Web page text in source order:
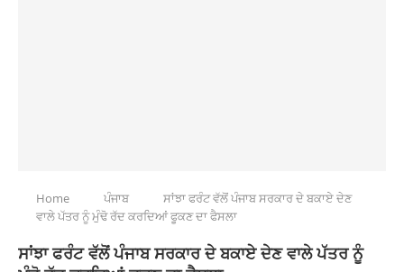
Home ਪੰਜਾਬ
ਸਾਂਝਾ ਫਰੰਟ ਵੱਲੋਂ ਪੰਜਾਬ ਸਰਕਾਰ ਦੇ ਬਕਾਏ ਦੇਣ
ਵਾਲੇ ਪੱਤਰ ਨੂੰ ਮੁੰਢੋ ਰੱਦ ਕਰਦਿਆਂ ਫੂਕਣ ਦਾ ਫੈਸਲਾ
ਸਾਂਝਾ ਫਰੰਟ ਵੱਲੋਂ ਪੰਜਾਬ ਸਰਕਾਰ ਦੇ ਬਕਾਏ ਦੇਣ ਵਾਲੇ ਪੱਤਰ ਨੂੰ